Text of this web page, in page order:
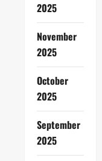
2025
November
2025
October
2025
September
2025